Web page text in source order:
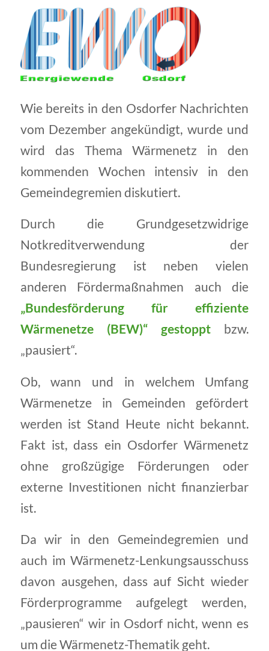
Wie bereits in den Osdorfer Nachrichten
vom Dezember angekündigt, wurde und
wird das Thema Wärmenetz in den
kommenden Wochen intensiv in den
Gemeindegremien diskutiert.
Durch die Grundgesetzwidrige
Notkreditverwendung der
Bundesregierung ist neben vielen
anderen Fördermaßnahmen auch die
„Bundesförderung für effiziente
Wärmenetze (BEW)“ gestoppt bzw.
„pausiert“.
Ob, wann und in welchem Umfang
Wärmenetze in Gemeinden gefördert
werden ist Stand Heute nicht bekannt.
Fakt ist, dass ein Osdorfer Wärmenetz
ohne großzügige Förderungen oder
externe Investitionen nicht finanzierbar
ist.
Da wir in den Gemeindegremien und
auch im Wärmenetz-Lenkungsausschuss
davon ausgehen, dass auf Sicht wieder
Förderprogramme aufgelegt werden,
„pausieren“ wir in Osdorf nicht, wenn es
um die Wärmenetz-Thematik geht.